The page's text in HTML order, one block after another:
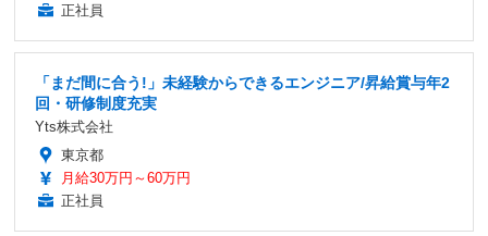
正社員
「まだ間に合う!」未経験からできるエンジニア/昇給賞与年2
回・研修制度充実
Yts株式会社
東京都
月給30万円～60万円
正社員